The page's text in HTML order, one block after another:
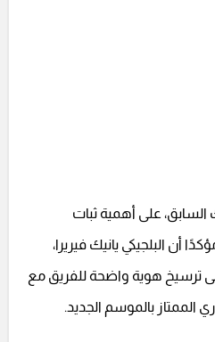
على أهمية ثبات
أن البلجيكي يانيك فيريرا،
ترسيخ هوية واضحة للفريق مع
الممتاز بالموسم الجديد.